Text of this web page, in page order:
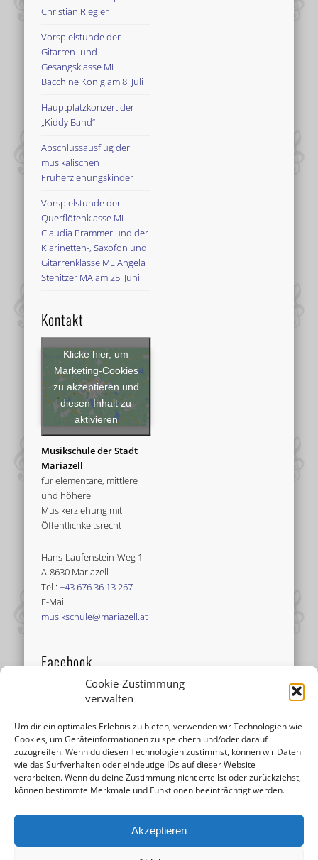
Cookie-Zustimmung
verwalten
Um dir ein optimales Erlebnis zu bieten, verwenden wir Technologien wie
Cookies, um Geräteinformationen zu speichern und/oder darauf
zuzugreifen. Wenn du diesen Technologien zustimmst, können wir Daten
wie das Surfverhalten oder eindeutige IDs auf dieser Website
verarbeiten. Wenn du deine Zustimmung nicht erteilst oder zurückziehst,
können bestimmte Merkmale und Funktionen beeinträchtigt werden.
Akzeptieren
Christian Riegler
Vorspielstunde der
Gitarren- und
Gesangsklasse ML
Bacchine König am 8. Juli
Hauptplatzkonzert der
„Kiddy Band“
Abschlussausflug der
musikalischen
Früherziehungskinder
Vorspielstunde der
Querflötenklasse ML
Claudia Prammer und der
Klarinetten-, Saxofon und
Gitarrenklasse ML Angela
Stenitzer MA am 25. Juni
Kontakt
Klicke hier, um
Marketing-Cookies
zu akzeptieren und
diesen Inhalt zu
aktivieren
Musikschule der Stadt
Mariazell
für elementare, mittlere
und höhere
Musikerziehung mit
Öffentlichkeitsrecht
Hans-Laufenstein-Weg 1
A-8630 Mariazell
Tel.:+43 676 36 13 267
E-Mail:
musikschule@mariazell.at
Facebook